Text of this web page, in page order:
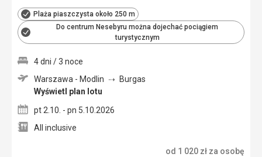
Plaża piaszczysta około 250 m
Do centrum Nesebyru można dojechać pociągiem
turystycznym
4 dni / 3 noce
Warszawa - Modlin
Burgas
Wyświetl plan lotu
pt 2.10. - pn 5.10.2026
All inclusive
od 1 020 zł za osobę